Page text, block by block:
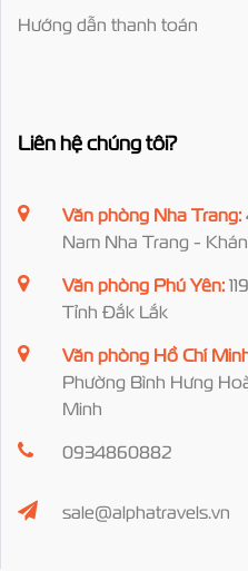
Hướng dẫn thanh toán
Liên hệ chúng tôi?
Văn phòng Nha Trang:
Nam Nha Trang -
Văn phòng Phú Yên:
Tỉnh Đắk Lắk
Văn phòng Hồ Chí
Phường Bình Hưng
Minh
0934860882
sale@alphatravels.vn